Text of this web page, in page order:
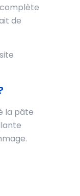
complète
de
la pâte